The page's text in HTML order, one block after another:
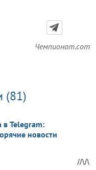
Чемпионат.com
(81)
в Telegram:
новости